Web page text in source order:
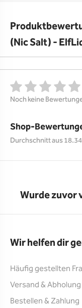
(Nic Salt) -
Noch keine
Shop-
Durchschnitt aus
Wurde zuvor
Wir helfen dir
Häufig gestellten
Versand & Abholung
Bestellen & Zahlung